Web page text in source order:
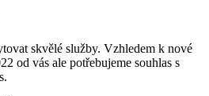
skvělé služby. Vzhledem k nové
od vás ale potřebujeme souhlas s